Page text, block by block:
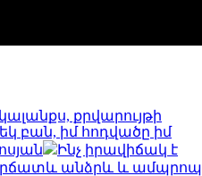
քրվարույթի
բան, իմ հոդվածը իմ
Ինչ իրավիճակ է
անձրև և ամպրոպ